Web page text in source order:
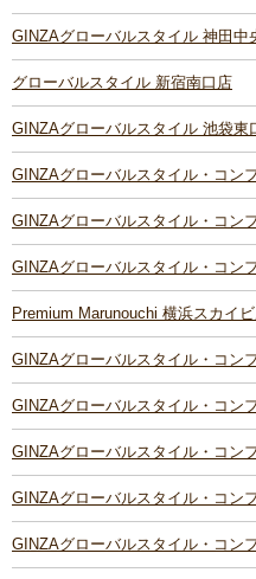
GINZAグローバルスタイル 神田中
グローバルスタイル 新宿南口店
GINZAグローバルスタイル 池袋東
GINZAグローバルスタイル・コン
GINZAグローバルスタイル・コン
GINZAグローバルスタイル・コン
Premium Marunouchi 横浜スカイ
GINZAグローバルスタイル・コン
GINZAグローバルスタイル・コン
GINZAグローバルスタイル・コン
GINZAグローバルスタイル・コン
GINZAグローバルスタイル・コン